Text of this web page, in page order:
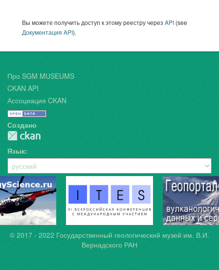
Вы можете получить доступ к этому реестру через API (see
Документация API).
Про SGM MUSEUMS
CKAN API
Ассоциация CKAN
Создано
Язык
© 2017 - 2022 Государственный геологический музей им. В.И.
Вернадского РАН